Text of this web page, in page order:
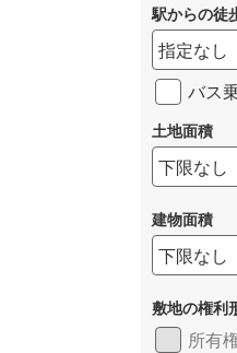
駅からの徒
指定なし
バス
土地面積
下限なし
建物面積
下限なし
敷地の権利
所有